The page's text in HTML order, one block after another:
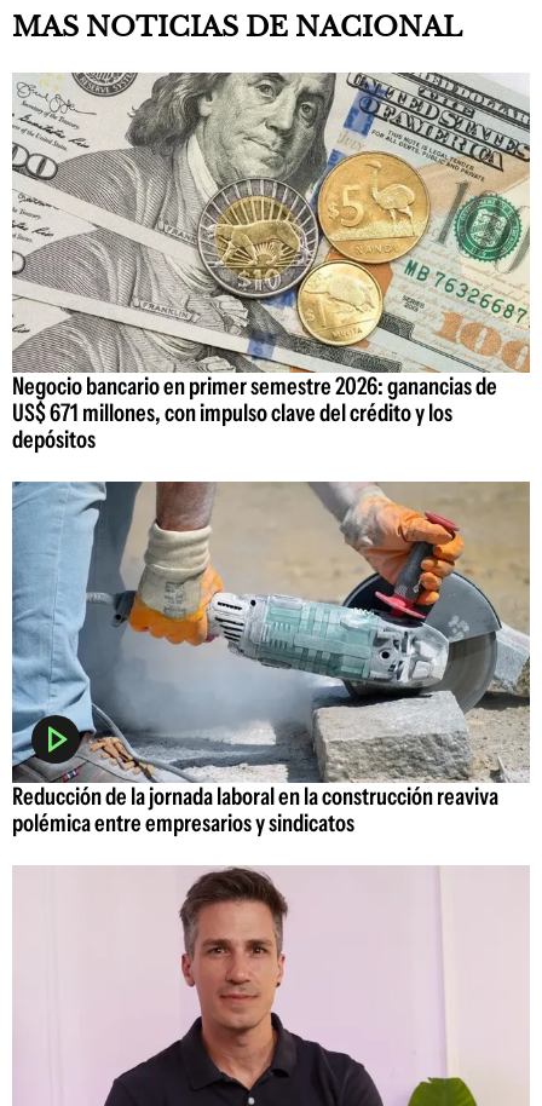
MAS NOTICIAS DE NACIONAL
Negocio bancario en primer semestre 2026: ganancias de
US$ 671 millones, con impulso clave del crédito y los
depósitos
Reducción de la jornada laboral en la construcción reaviva
polémica entre empresarios y sindicatos